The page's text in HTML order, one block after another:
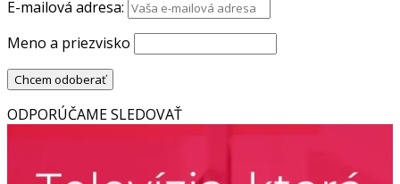
E-mailová adresa:
Meno a priezvisko
ODPORÚČAME SLEDOVAŤ